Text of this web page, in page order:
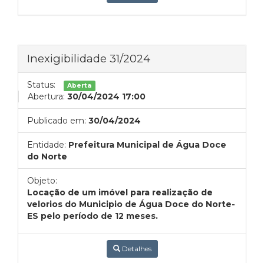
Inexigibilidade 31/2024
Status: Aberta
Abertura: 30/04/2024 17:00
Publicado em: 30/04/2024
Entidade: Prefeitura Municipal de Água Doce
do Norte
Objeto:
Locação de um imóvel para realização de
velorios do Municipio de Água Doce do Norte-
ES pelo período de 12 meses.
Detalhes